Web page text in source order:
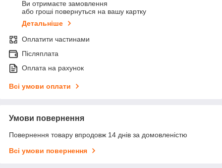
Ви отримаєте замовлення
або гроші повернуться на вашу картку
Детальніше
Оплатити частинами
Післяплата
Оплата на рахунок
Всі умови оплати
Умови повернення
Повернення товару впродовж 14 днів за домовленістю
Всі умови повернення